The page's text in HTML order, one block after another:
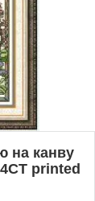
на канву
printed